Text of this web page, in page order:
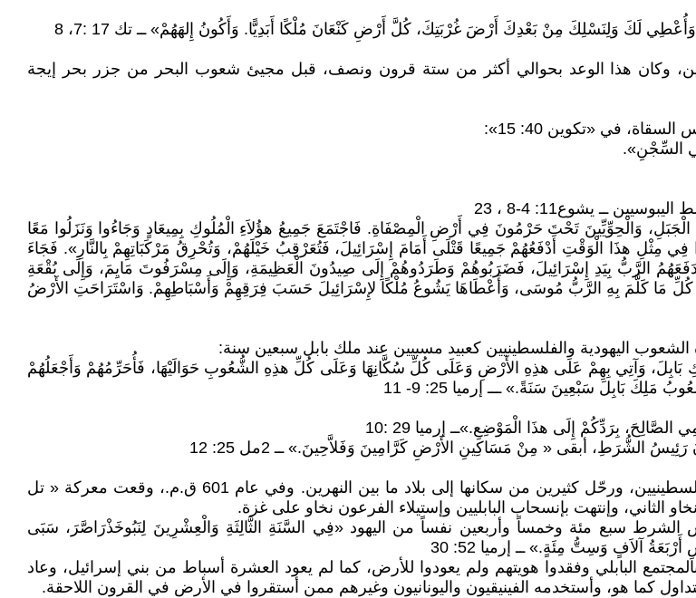
لَكَ وَلِنَسْلِكَ مِنْ بَعْدِكَ أَرْضَ غُرْبَتِكَ، كُلَّ أَرْضِ كَنْعَانَ مُلْكًا أَبَدِيًّا. وَأَكُونُ إِلهَهُمْ» ــ تك 17 :7، 8
وكان هذا الوعد بحوالي أكثر من ستة قرون ونصف، قبل مجيئ شعوب البحر من جزر بحر إيجة
في «تكوين 40: 15»:
السِّجْنِ».
ــ يشوع11: 4-8 ، 23
الْجَبَلِ، وَالْحِوِّيِّينَ تَحْتَ حَرْمُونَ فِي أَرْضِ الْمِصْفَاةِ. فَاجْتَمَعَ جَمِيعُ هؤُلاَءِ الْمُلُوكِ بِمِيعَادٍ وَجَاءُوا وَنَزَلُوا مَعًا
مِثْلِ هذَا الْوَقْتِ أَدْفَعُهُمْ جَمِيعًا قَتْلَى أَمَامَ إِسْرَائِيلَ، فَتُعَرْقِبُ خَيْلَهُمْ، وَتُحْرِقُ مَرْكَبَاتِهِمْ بِالنَّارِ». فَجَاءَ
الرَّبُّ بِيَدِ إِسْرَائِيلَ، فَضَرَبُوهُمْ وَطَرَدُوهُمْ إِلَى صِيدُونَ الْعَظِيمَةِ، وَإِلَى مِسْرَفُوتَ مَايِمَ، وَإِلَى بُقْعَةِ
كَلَّمَ بِهِ الرَّبُّ مُوسَى، وَأَعْطَاهَا يَشُوعُ مُلْكًا لإِسْرَائِيلَ حَسَبَ فِرَقِهِمْ وَأَسْبَاطِهِمْ. وَاسْتَرَاحَتِ الأَرْضُ
اليهودية والفلسطينيين كعبيد مسبيين عند ملك بابل سبعين سنة:
وَآتِي بِهِمْ عَلَى هذِهِ الأَرْضِ وَعَلَى كُلِّ سُكَّانِهَا وَعَلَى كُلِّ هذِهِ الشُّعُوبِ حَوَالَيْهَا، فَأُحَرِّمُهُمْ وَأَجْعَلُهُمْ
بَابِلَ سَبْعِينَ سَنَةً.» ـــ إرميا 25: 9- 11
بِرَدِّكُمْ إِلَى هذَا الْمَوْضِعِ.»ــ إرميا 29 :10
ــــ في عام 604 ق.م.، أجتاح الملك البابلي نبوخذنصر المنطقة، ودمر مدن الفلسطينيين، ورحّل كثيرين من سكانها إلى بلاد ما بين النهرين. وفي عام 601 ق.م.، وقعت معركة « تل
الثاني، وإنتهت بإنسحاب البابليين وإستيلاء الفرعون نخاو على غزة.
الشرط سبع مئة وخمساً وأربعين نفساً من اليهود «فِي السَّنَةِ الثَّالِثَةِ وَالْعِشْرِينَ لِنَبُوخَذْرَاصَّرَ، سَبَى
آلاَفٍ وَسِتُّ مِئَةٍ.» ــ إرميا 52: 30
البابلي وفقدوا هويتهم ولم يعودوا للأرض، كما لم يعود العشرة أسباط من بني إسرائيل، وعاد
هو، وأستخدمه الفينيقيون واليونانيون وغيرهم ممن أستقروا في الأرض في القرون اللاحقة.